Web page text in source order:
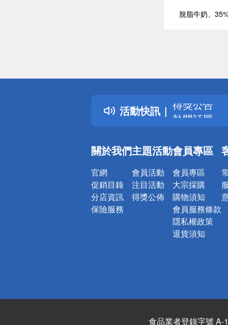
脫脂牛奶、
活動快訊
詐騙網頁！
得獎公告
熱門話題
銀行優惠
詐騙網頁！
關於我們
官網
促銷目錄
分店資訊
保險服務
主題活動
會員活動
注目活動
得獎公佈
會員專區
會員專區
大宗採購
購物須知
會員服務條款
隱私權政策
退貨須知
食品業者登錄字號 A-